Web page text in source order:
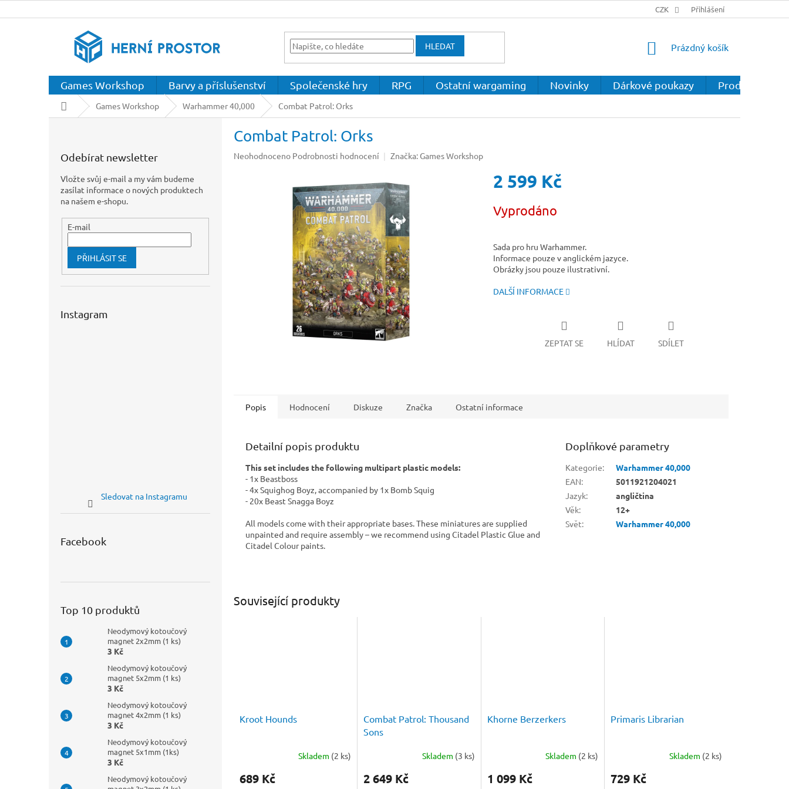
na
CZK Přihlášení
HLEDAT
NÁKUPNÍ
Prázdný košík
Games Workshop Barvy a příslušenství Společenské hry RPG Ostatní wargaming Novinky Dárkové poukazy Prodejna
Domů Games Workshop Warhammer 40,000 Combat Patrol: Orks
Odebírat newsletter
Vložte svůj e-mail a my vám budeme
zasílat informace o nových produktech
na našem e-shopu.
E-mail
PŘIHLÁSIT SE
Instagram
Sledovat na Instagramu
Facebook
Top 10 produktů
Neodymový kotoučový
magnet 2x2mm (1 ks)
3 Kč
Neodymový kotoučový
magnet 5x2mm (1 ks)
3 Kč
Neodymový kotoučový
magnet 4x2mm (1 ks)
3 Kč
Neodymový kotoučový
magnet 5x1mm (1ks)
3 Kč
Neodymový kotoučový
Combat Patrol: Orks
Průměrné
Neohodnoceno Podrobnosti hodnocení Značka: Games Workshop
2 599 Kč
cena:
Vyprodáno
Sada pro hru Warhammer.
Informace pouze v anglickém jazyce.
Obrázky jsou pouze ilustrativní.
DALŠÍ INFORMACE
ZEPTAT SE HLÍDAT SDÍLET
Související produkty
Kroot Hounds
Skladem (2 ks)
689 Kč
Combat Patrol: Thousand
Sons
Skladem (3 ks)
2 649 Kč
Khorne Berzerkers
Skladem (2 ks)
1 099 Kč
Primaris Librarian
Skladem (2 ks)
729 Kč
Popis Hodnocení Diskuze Značka Ostatní informace
Detailní popis produktu
This set includes the following multipart plastic models:
- 1x Beastboss
- 4x Squighog Boyz, accompanied by 1x Bomb Squig
- 20x Beast Snagga Boyz
All models come with their appropriate bases. These miniatures are supplied
unpainted and require assembly – we recommend using Citadel Plastic Glue and
Citadel Colour paints.
Doplňkové parametry
Kategorie:
Warhammer 40,000
EAN:
5011921204021
Jazyk:
angličtina
Věk:
12+
Svět: Warhammer 40,000